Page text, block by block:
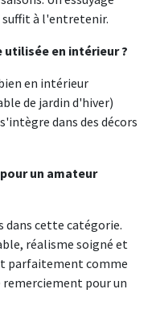
suffit à l'entretenir.
en intérieur ?
en intérieur
de jardin d'hiver)
dans des décors
un amateur
dans cette catégorie.
réalisme soigné et
parfaitement comme
remerciement pour un